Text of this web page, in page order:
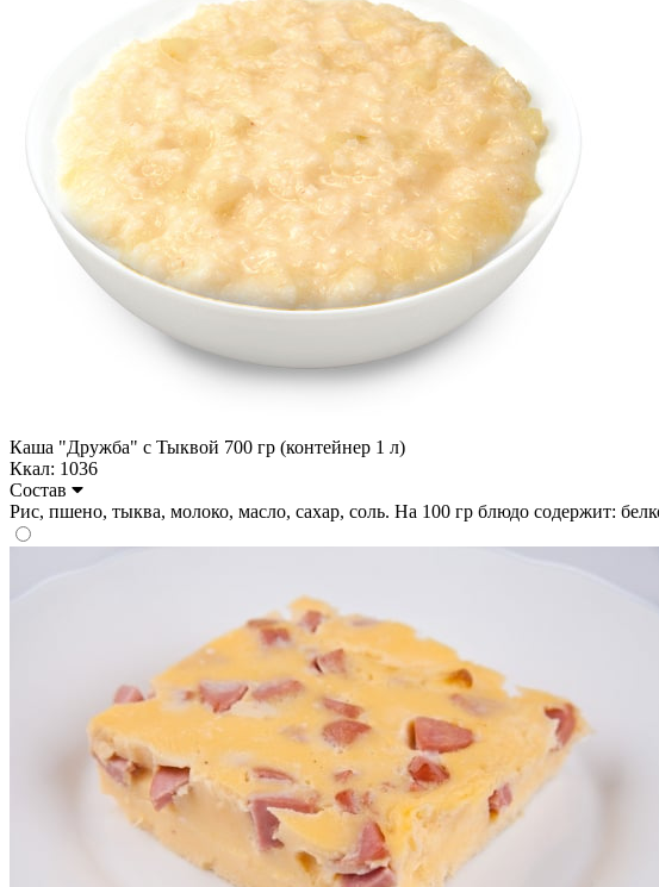
Каша "Дружба" с Тыквой 700 гр (контейнер 1 л)
Ккал: 1036
Состав
Рис, пшено, тыква, молоко, масло, сахар, соль. На 100 гр блюдо содержит: